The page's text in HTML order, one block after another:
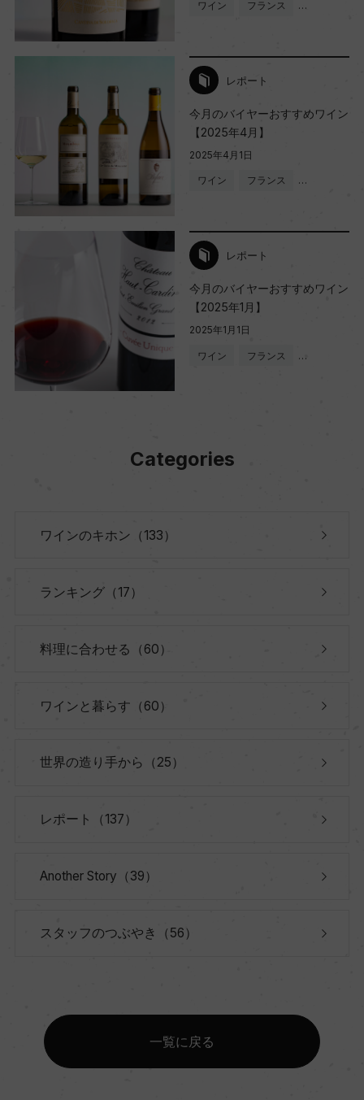
ワイン フランス …
レポート
今月のバイヤーおすすめワイン
【2025年4月】
2025年4月1日
ワイン フランス …
レポート
今月のバイヤーおすすめワイン
【2025年1月】
2025年1月1日
ワイン フランス …
Categories
ワインのキホン（133）
ランキング（17）
料理に合わせる（60）
ワインと暮らす（60）
世界の造り手から（25）
レポート（137）
Another Story（39）
スタッフのつぶやき（56）
一覧に戻る